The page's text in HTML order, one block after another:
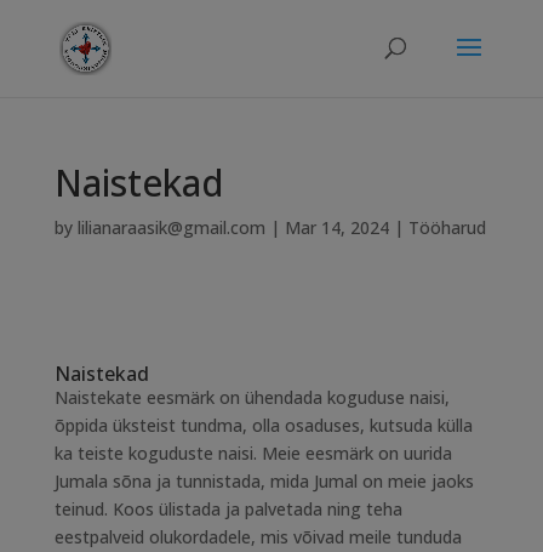
Naistekad
by lilianaraasik@gmail.com | Mar 14, 2024| Tööharud
Naistekad
Naistekate eesmärk on ühendada koguduse naisi,
õppida üksteist tundma, olla osaduses, kutsuda külla
ka teiste koguduste naisi. Meie eesmärk on uurida
Jumala sõna ja tunnistada, mida Jumal on meie jaoks
teinud. Koos ülistada ja palvetada ning teha
eestpalveid olukordadele, mis võivad meile tunduda